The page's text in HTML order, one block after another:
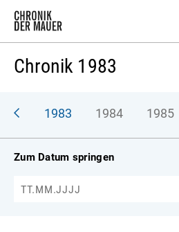
Chronik 1983
1983 1984 1985
Zum Datum springen